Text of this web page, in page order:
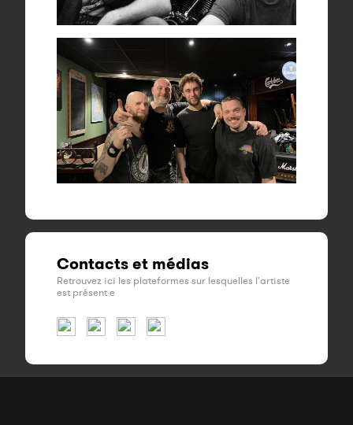
Contacts et médias
Retrouvez ici les plateformes sur lesquelles l'artiste
est présent·e